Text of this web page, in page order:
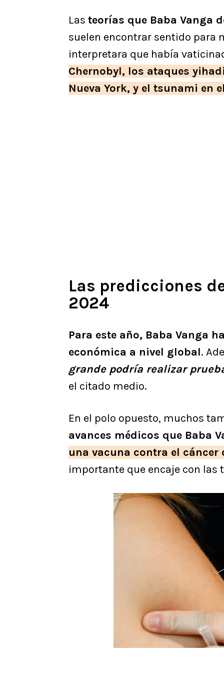
Las teorías que Baba Vanga
suelen encontrar sentido para
interpretara que había
Chernobyl, los ataques
Nueva York, y el tsunami en
Las predicciones
2024
Para este año, Baba Vanga
económica a nivel global.
grande podría realizar
el citado medio.
En el polo opuesto, muchos
avances médicos que Baba
una vacuna contra el cáncer
importante que encaje con las